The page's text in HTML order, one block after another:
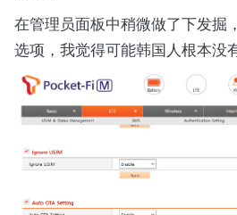
在管理员面板中稍微做了下发掘
选项，我觉得可能韩国人根本没